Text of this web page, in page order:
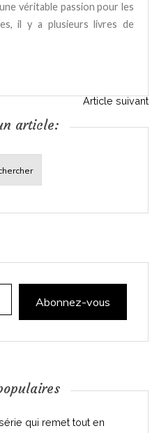
véritable passion pour les
il y a plusieurs livres de
Article suivant
article:
Abonnez-vous
qui remet tout en